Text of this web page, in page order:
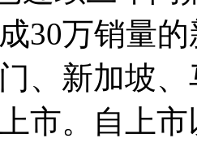
30万销量
、新加坡
市。自上